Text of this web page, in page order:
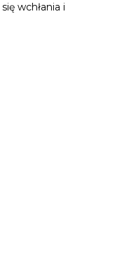
wchłania i